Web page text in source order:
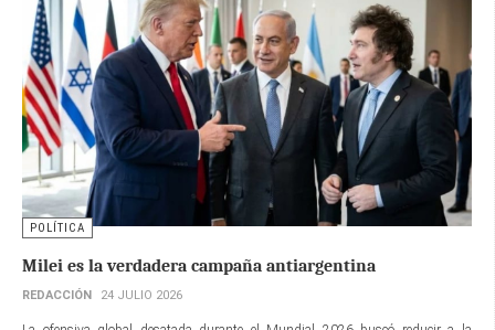
POLÍTICA
Milei es la verdadera campaña antiargentina
REDACCIÓN 24 JULIO 2026